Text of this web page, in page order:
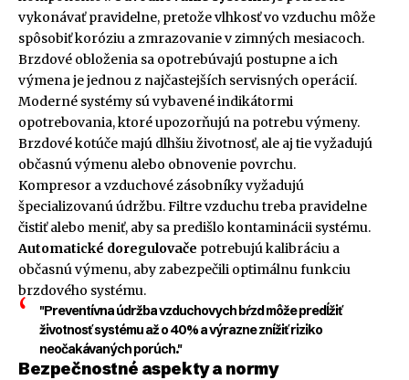
vykonávať pravidelne, pretože vlhkosť vo vzduchu môže
spôsobiť koróziu a zmrazovanie v zimných mesiacoch.
Brzdové obloženia sa opotrebúvajú postupne a ich
výmena je jednou z najčastejších servisných operácií.
Moderné systémy sú vybavené indikátormi
opotrebovania, ktoré upozorňujú na potrebu výmeny.
Brzdové kotúče majú dlhšiu životnosť, ale aj tie vyžadujú
občasnú výmenu alebo obnovenie povrchu.
Kompresor a vzduchové zásobníky vyžadujú
špecializovanú údržbu. Filtre vzduchu treba pravidelne
čistiť alebo meniť, aby sa predišlo kontaminácii systému.
Automatické doregulovače potrebujú kalibráciu a
občasnú výmenu, aby zabezpečili optimálnu funkciu
brzdového systému.
"Preventívna údržba vzduchovych bŕzd môže predĺžiť
životnosť systému až o 40% a výrazne znížiť riziko
neočakávaných porúch."
Bezpečnostné aspekty a normy